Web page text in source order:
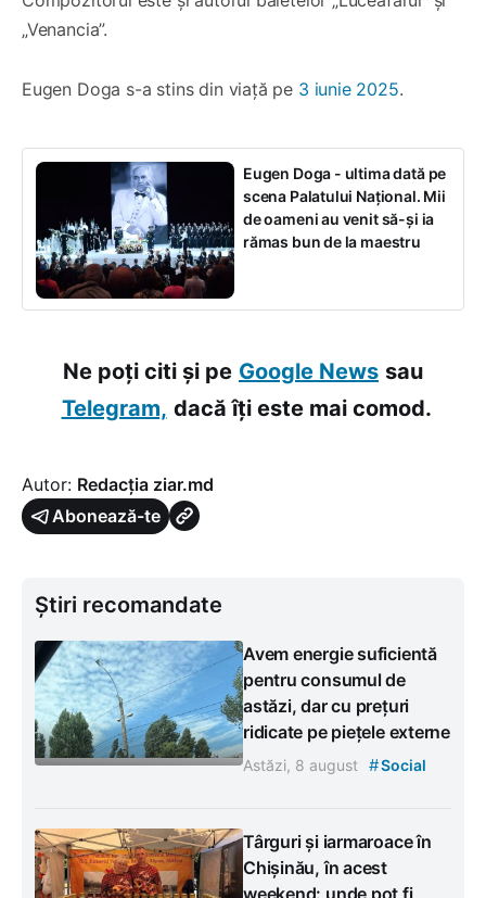
„Venancia”.
Eugen Doga s-a stins din viață pe 3 iunie 2025.
Eugen Doga - ultima dată pe
scena Palatului Național. Mii
de oameni au venit să-și ia
rămas bun de la maestru
Ne poți citi și pe Google News sau
Telegram, dacă îți este mai comod.
Autor: Redacția ziar.md
Abonează-te
Știri recomandate
Avem energie suficientă
pentru consumul de
astăzi, dar cu prețuri
ridicate pe piețele externe
Astăzi, 8 august #Social
Târguri și iarmaroace în
Chișinău, în acest
weekend: unde pot fi